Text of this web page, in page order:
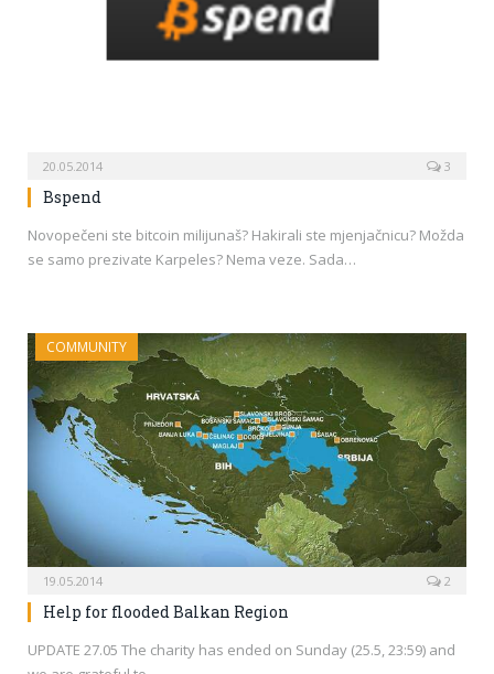
20.05.2014 3
Bspend
Novopečeni ste bitcoin milijunaš? Hakirali ste mjenjačnicu? Možda
se samo prezivate Karpeles? Nema veze. Sada…
COMMUNITY
19.05.2014 2
Help for flooded Balkan Region
UPDATE 27.05 The charity has ended on Sunday (25.5, 23:59) and